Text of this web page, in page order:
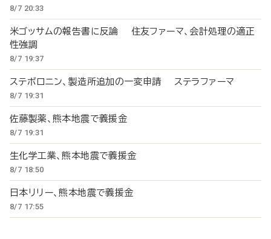
8/7 20:33
米ゴッサムの報告書に反論 住友ファーマ、会計処理の適正
性強調
8/7 19:37
ステボロニン、製造所追加の一変申請 ステラファーマ
8/7 19:31
佐藤製薬、熊本地震で義援金
8/7 19:31
生化学工業、熊本地震で義援金
8/7 18:50
日本リリー、熊本地震で義援金
8/7 17:55